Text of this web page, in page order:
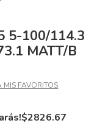
5-100/114.3
MATT/B
$2826.67